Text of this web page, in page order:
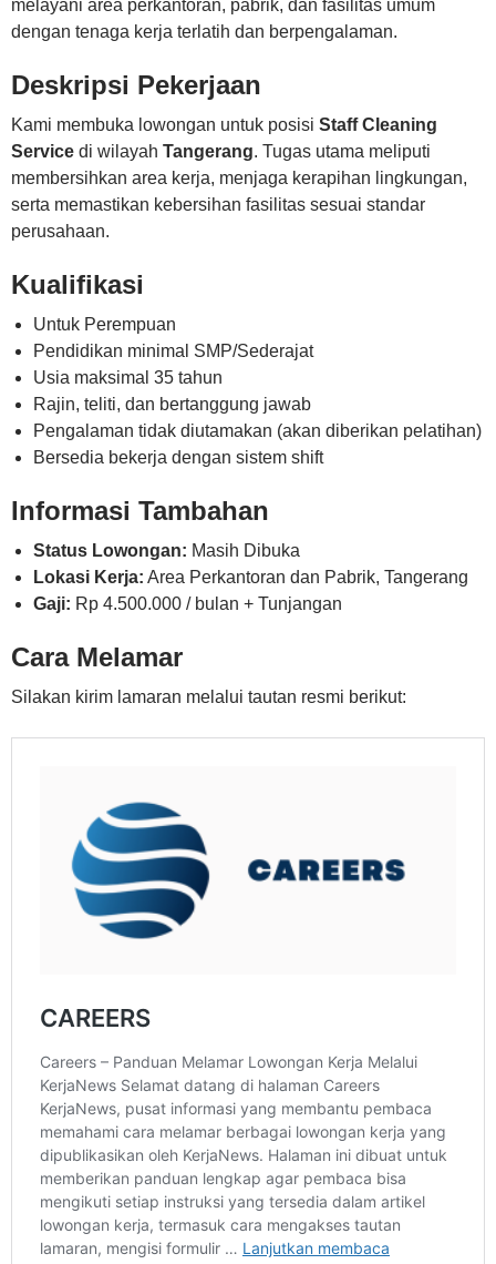
melayani area perkantoran, pabrik, dan fasilitas umum
dengan tenaga kerja terlatih dan berpengalaman.
Deskripsi Pekerjaan
Kami membuka lowongan untuk posisi Staff Cleaning
Service di wilayah Tangerang. Tugas utama meliputi
membersihkan area kerja, menjaga kerapihan lingkungan,
serta memastikan kebersihan fasilitas sesuai standar
perusahaan.
Kualifikasi
Untuk Perempuan
Pendidikan minimal SMP/Sederajat
Usia maksimal 35 tahun
Rajin, teliti, dan bertanggung jawab
Pengalaman tidak diutamakan (akan diberikan pelatihan)
Bersedia bekerja dengan sistem shift
Informasi Tambahan
Status Lowongan: Masih Dibuka
Lokasi Kerja: Area Perkantoran dan Pabrik, Tangerang
Gaji: Rp 4.500.000 / bulan + Tunjangan
Cara Melamar
Silakan kirim lamaran melalui tautan resmi berikut: